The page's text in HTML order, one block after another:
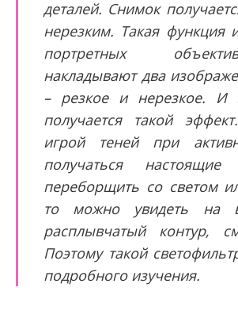
деталей. Снимок
нерезким. Такая функция
портретных
накладывают два
– резкое и нерезкое. И
получается такой
игрой теней при
получаться
переборщить со светом
то можно увидеть на
расплывчатый контур,
Поэтому такой
подробного изучения.